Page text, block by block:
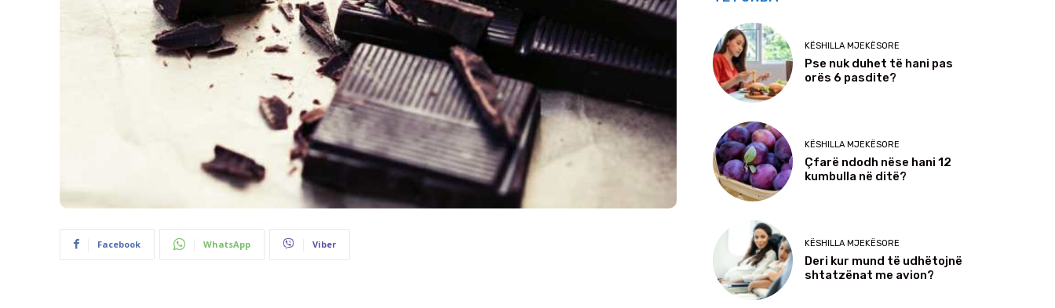
Facebook WhatsApp Viber
KËSHILLA MJEKËSORE
Pse nuk duhet të hani pas
orës 6 pasdite?
KËSHILLA MJEKËSORE
Çfarë ndodh nëse hani 12
kumbulla në ditë?
KËSHILLA MJEKËSORE
Deri kur mund të udhëtojnë
shtatzënat me avion?